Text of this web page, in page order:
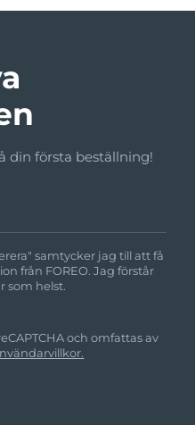
din första beställning!
samtycker jag till att få
från FOREO. Jag förstår
som helst.
och omfattas av